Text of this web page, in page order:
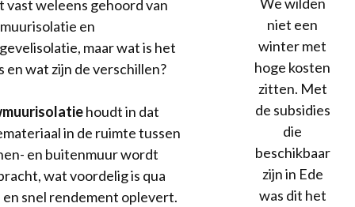
vast weleens gehoord van
en
maar wat is het
en wat zijn de verschillen?
houdt in dat
in de ruimte tussen
en buitenmuur wordt
wat voordelig is qua
snel rendement oplevert.
niet een
winter met
hoge kosten
zitten. Met
de subsidies
die
beschikbaar
zijn in Ede
was dit het